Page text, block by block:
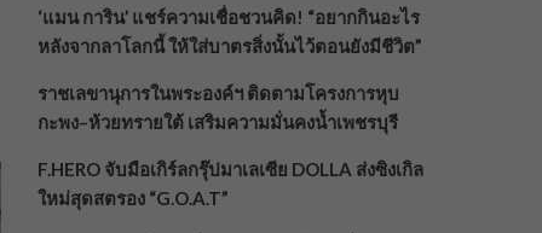
‘แมน การิน’ แชร์ความเชื่อชวนคิด! “อยากกินอะไร
หลังจากลาโลกนี้ ให้ใส่บาตรสิ่งนั้นไว้ตอนยังมีชีวิต”
ราชเลขานุการในพระองค์ฯ ติดตามโครงการหุบ
กะพง–ห้วยทรายใต้ เสริมความมั่นคงน้ำเพชรบุรี
F.HERO จับมือเกิร์ลกรุ๊ปมาเลเซีย DOLLA ส่งซิงเกิล
ใหม่สุดสตรอง “G.O.A.T”